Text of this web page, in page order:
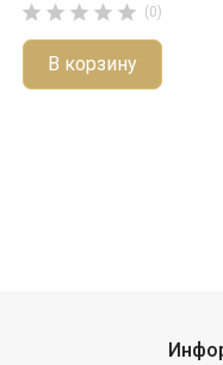
     (0)
В корзину